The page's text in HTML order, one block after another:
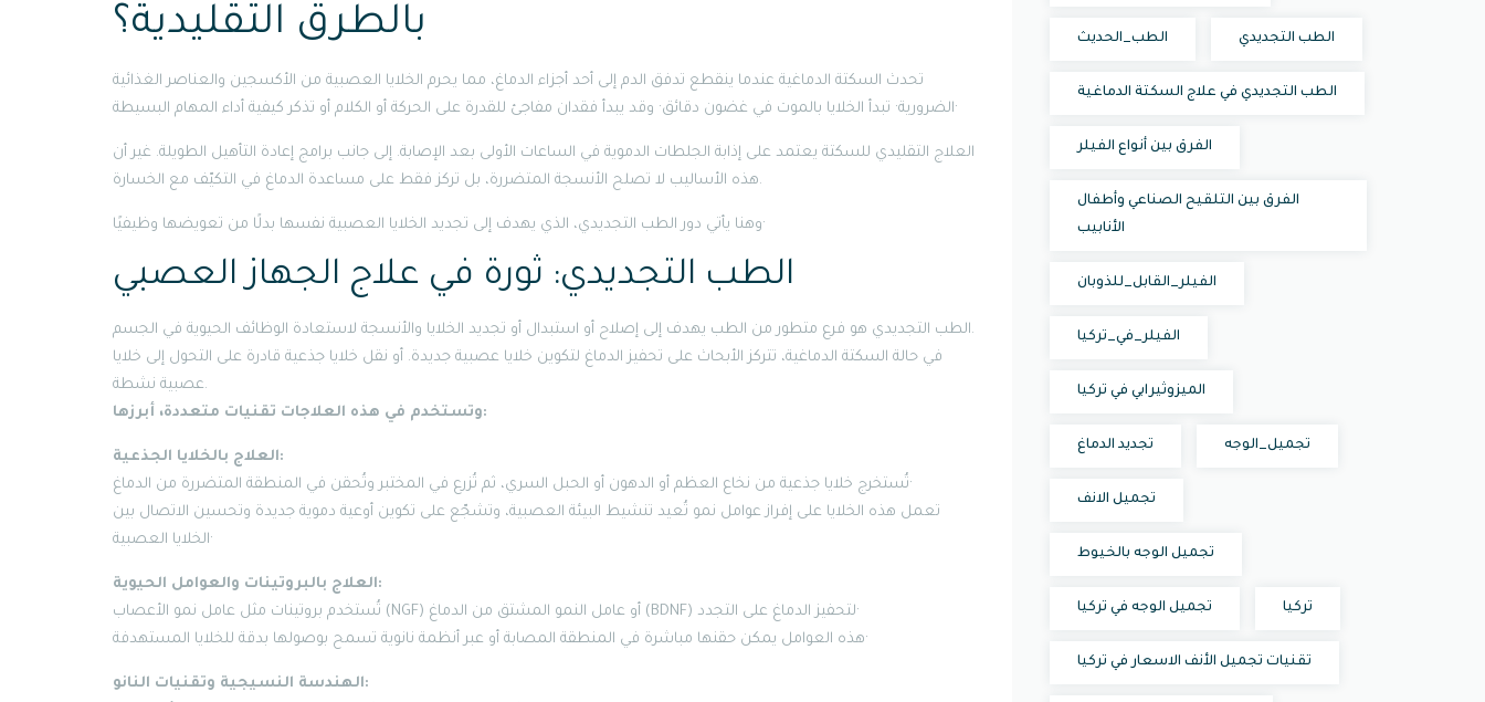
بالطرق التقليدية؟
تحدث السكتة الدماغية عندما ينقطع تدفق الدم إلى أحد أجزاء الدماغ، مما يحرم الخلايا العصبية من الأكسجين والعناصر الغذائية
الضرورية· تبدأ الخلايا بالموت في غضون دقائق· وقد يبدأ فقدان مفاجئ للقدرة على الحركة أو الكلام أو تذكر كيفية أداء المهام البسيطة·
العلاج التقليدي للسكتة يعتمد على إذابة الجلطات الدموية في الساعات الأولى بعد الإصابة. إلى جانب برامج إعادة التأهيل الطويلة. غير أن
هذه الأساليب لا تصلح الأنسجة المتضررة، بل تركز فقط على مساعدة الدماغ في التكيّف مع الخسارة.
وهنا يأتي دور الطب التجديدي، الذي يهدف إلى تجديد الخلايا العصبية نفسها بدلًا من تعويضها وظيفيًا·
الطب التجديدي: ثورة في علاج الجهاز العصبي
الطب التجديدي هو فرع متطور من الطب يهدف إلى إصلاح أو استبدال أو تجديد الخلايا والأنسجة لاستعادة الوظائف الحيوية في الجسم.
في حالة السكتة الدماغية، تتركز الأبحاث على تحفيز الدماغ لتكوين خلايا عصبية جديدة. أو نقل خلايا جذعية قادرة على التحول إلى خلايا
عصبية نشطة.
وتستخدم في هذه العلاجات تقنيات متعددة، أبرزها:
العلاج بالخلايا الجذعية:
تُستخرج خلايا جذعية من نخاع العظم أو الدهون أو الحبل السري، ثم تُزرع في المختبر وتُحقن في المنطقة المتضررة من الدماغ·
تعمل هذه الخلايا على إفراز عوامل نمو تُعيد تنشيط البيئة العصبية، وتشجّع على تكوين أوعية دموية جديدة وتحسين الاتصال بين
الخلايا العصبية·
العلاج بالبروتينات والعوامل الحيوية:
تُستخدم بروتينات مثل عامل نمو الأعصاب (NGF) أو عامل النمو المشتق من الدماغ (BDNF) لتحفيز الدماغ على التجدد·
هذه العوامل يمكن حقنها مباشرة في المنطقة المصابة أو عبر أنظمة نانوية تسمح بوصولها بدقة للخلايا المستهدفة·
الهندسة النسيجية وتقنيات النانو:
الطب_الحديث الطب التجديدي
الطب التجديدي في علاج السكتة الدماغية
الفرق بين أنواع الفيلر
الفرق بين التلقيح الصناعي وأطفال
الأنابيب
الفيلر_القابل_للذوبان
الفيلر_في_تركيا
الميزوثيرابي في تركيا
تجديد الدماغ تجميل_الوجه
تجميل الانف
تجميل الوجه بالخيوط
تجميل الوجه في تركيا تركيا
تقنيات تجميل الأنف الاسعار في تركيا